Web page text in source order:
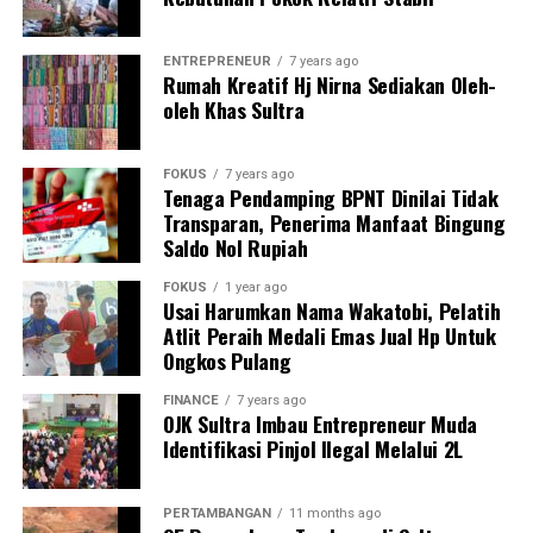
parlemen dalam mengawal langsung aspirasi rakyat
hingga ke tingkat teknis.
Pertemuan tersebut juga mendapatkan dukungan
penuh dengan kehadiran Perwira Penghubung (Pabung)
ENTREPRENEUR 7 years ago
Rumah Kreatif Hj Nirna Sediakan Oleh-
oleh Khas Sultra
FOKUS 7 years ago
Tenaga Pendamping BPNT Dinilai Tidak
Transparan, Penerima Manfaat Bingung
Saldo Nol Rupiah
FOKUS 1 year ago
Usai Harumkan Nama Wakatobi, Pelatih
Atlit Peraih Medali Emas Jual Hp Untuk
Ongkos Pulang
FINANCE 7 years ago
OJK Sultra Imbau Entrepreneur Muda
Identifikasi Pinjol Ilegal Melalui 2L
PERTAMBANGAN 11 months ago